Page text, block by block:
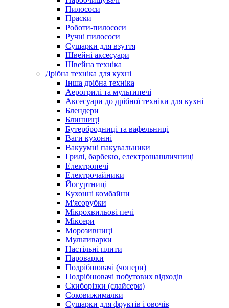
Пилососи
Праски
Роботи-пилососи
Ручні пилососи
Сушарки для взуття
Швейні аксесуари
Швейна техніка
Дрібна техніка для кухні
Інша дрібна техніка
Аерогрилі та мультипечі
Аксесуари до дрібної техніки для кухні
Блендери
Блинниці
Бутербродниці та вафельниці
Ваги кухонні
Вакуумні пакувальники
Грилі, барбекю, електрошашличниці
Електропечі
Електрочайники
Йогуртниці
Кухонні комбайни
М'ясорубки
Мікрохвильові печі
Міксери
Морозивниці
Мультиварки
Настільні плити
Пароварки
Подрібнювачі (чопери)
Подрібнювачі побутових відходів
Скиборізки (слайсери)
Соковижималки
Сушарки для фруктів і овочів